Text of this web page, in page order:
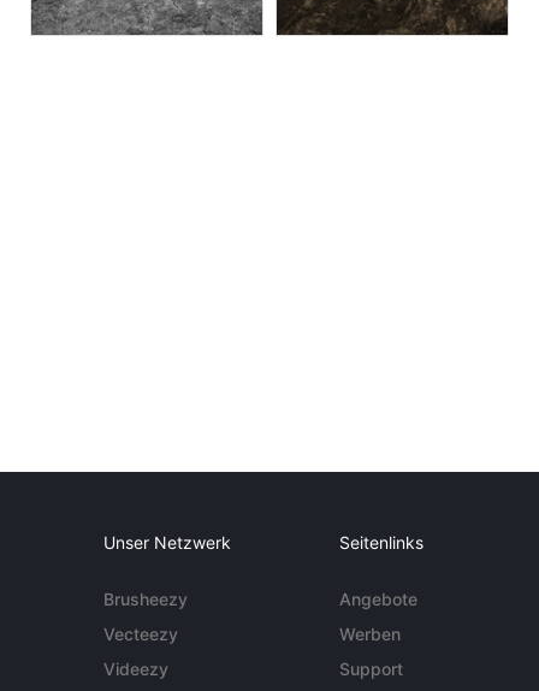
Unser Netzwerk
Brusheezy
Vecteezy
Videezy
Seitenlinks
Angebote
Werben
Support